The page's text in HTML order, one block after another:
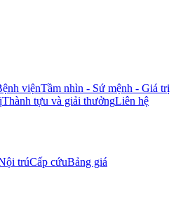
việnTầm nhìn - Sứ mệnh - Giá trị
Thành tựu và giải thưởngLiên hệ
trúCấp cứuBảng giá